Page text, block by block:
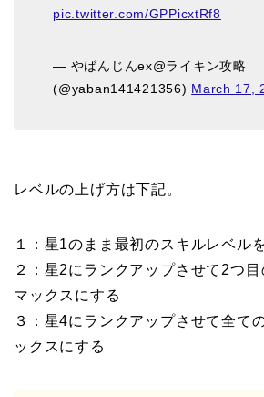
pic.twitter.com/GPPicxtRf8
— やばんじんex@ライキン攻略
(@yaban141421356) March 17,
レベルの上げ方は下記。
１：星1のまま最初のスキルレベル
２：星2にランクアップさせて2つ
マックスにする
３：星4にランクアップさせて全て
ックスにする